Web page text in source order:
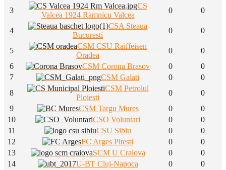
3
CS
Valcea 1924 Ramnicu Valcea
0 0
4
CSA Steaua
Bucuresti
0 0
5
CSM CSU Raiffeisen
Oradea
0
0
6
CSM Corona Brasov 0
0
7
CSM Galati 0
0
8
CSM Petrolul
Ploiesti
0
0
9
CSM Targu Mures 0
0
10
CSO Voluntari 0
0
11
CSU Sibiu 0
0
12
FC Arges Pitesti 0
0
13
SCM U Craiova 0
0
14
U-BT Cluj-Napoca 0
0